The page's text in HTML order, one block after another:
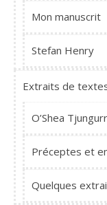
Mon manuscrit
Stefan Henry
Extraits de
O’Shea
Préceptes et
Quelques